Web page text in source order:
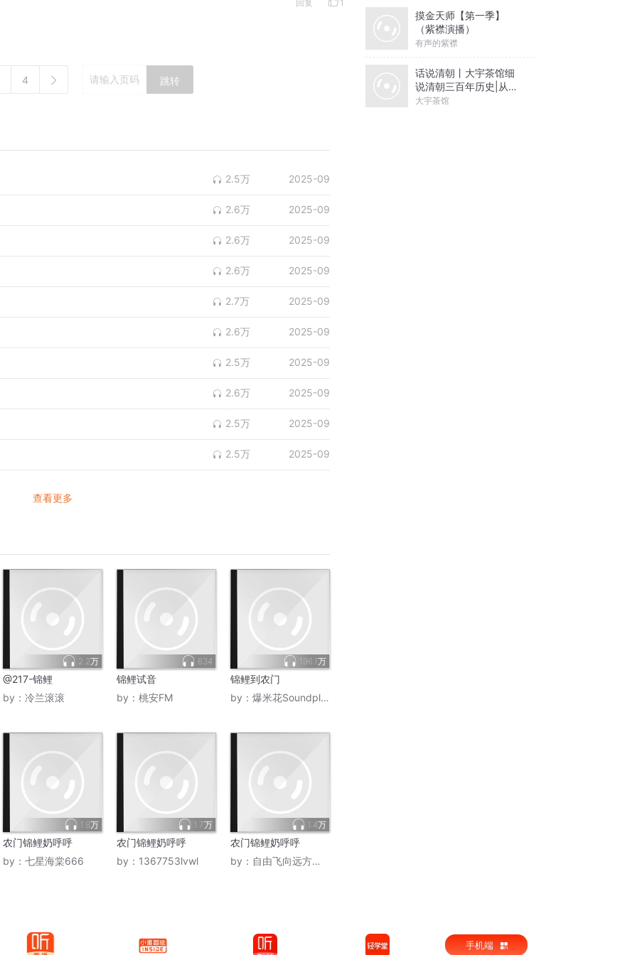
回复 1
4 跳转
2.5万 2025-09
2.6万 2025-09
2.6万 2025-09
2.6万 2025-09
2.7万 2025-09
2.6万 2025-09
2.5万 2025-09
2.6万 2025-09
2.5万 2025-09
2.5万 2025-09
查看更多
2.2万
@217-锦鲤
by： 冷兰滚滚
634
锦鲤试音
by： 桃安FM
196.1万
锦鲤到农门
by： 爆米花Soundplay
1.8万
农门锦鲤奶呼呼
by： 七星海棠666
1.7万
农门锦鲤奶呼呼
by： 1367753lvwl
1.4万
农门锦鲤奶呼呼
by： 自由飞向远方的瑞雪
摸金天师【第一季】
（紫襟演播）
有声的紫襟
话说清朝丨大宇茶馆细
说清朝三百年历史|从努
尔哈赤到末代皇帝溥仪|
大宇茶馆
手机端